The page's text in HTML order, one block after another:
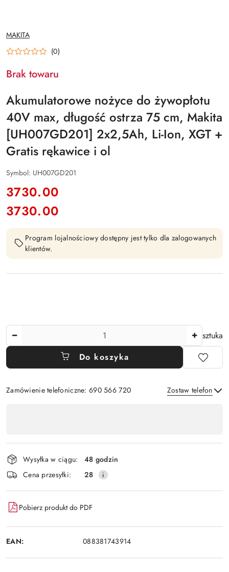
NAZWA
PRODUCENTA:
MAKITA
(0)
Brak towaru
Akumulatorowe nożyce do żywopłotu
40V max, długość ostrza 75 cm, Makita
[UH007GD201] 2x2,5Ah, Li-Ion, XGT +
Gratis rękawice i ol
Symbol: UH007GD201
cena:
3730.00
Cena:
3730.00
Program lojalnościowy dostępny jest tylko dla zalogowanych
klientów.
sztuka
Do koszyka
Zamówienie telefoniczne: 690 566 720 Zostaw telefon
płatność
i
dostawa
Wysyłka w ciągu:
48 godzin
Cena przesyłki:
28
Pobierz produkt do PDF
EAN: 088381743914